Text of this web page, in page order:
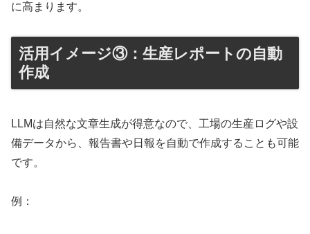
に高まります。
活用イメージ③：生産レポートの自動
作成
LLMは自然な文章生成が得意なので、工場の生産ログや設
備データから、報告書や日報を自動で作成することも可能
です。
例：